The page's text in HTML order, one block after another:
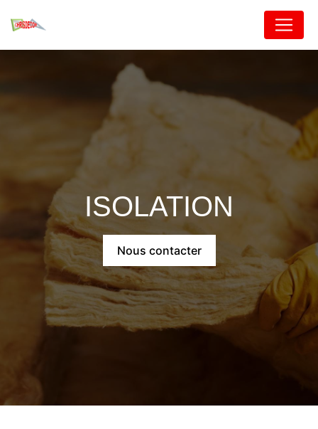
ISOLATION
Nous contacter